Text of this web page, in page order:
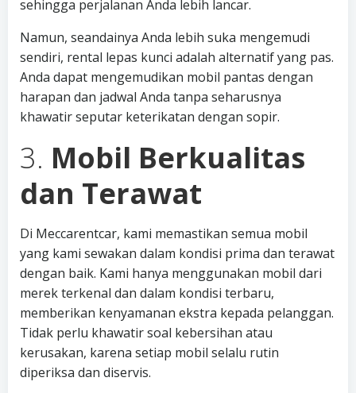
sehingga perjalanan Anda lebih lancar.
Namun, seandainya Anda lebih suka mengemudi
sendiri, rental lepas kunci adalah alternatif yang pas.
Anda dapat mengemudikan mobil pantas dengan
harapan dan jadwal Anda tanpa seharusnya
khawatir seputar keterikatan dengan sopir.
3. Mobil Berkualitas
dan Terawat
Di Meccarentcar, kami memastikan semua mobil
yang kami sewakan dalam kondisi prima dan terawat
dengan baik. Kami hanya menggunakan mobil dari
merek terkenal dan dalam kondisi terbaru,
memberikan kenyamanan ekstra kepada pelanggan.
Tidak perlu khawatir soal kebersihan atau
kerusakan, karena setiap mobil selalu rutin
diperiksa dan diservis.